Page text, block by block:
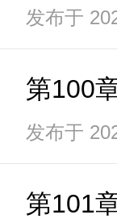
发布于
第100
发布于
第101